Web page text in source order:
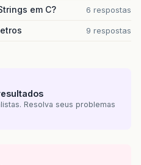
em C? 6 respostas
9 respostas
Resolva seus problemas